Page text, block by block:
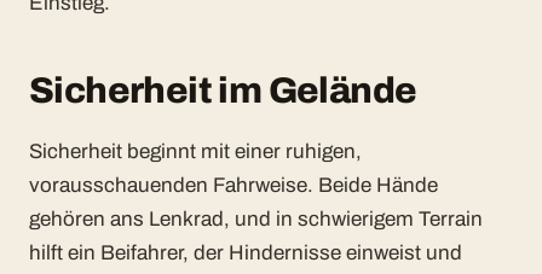
Sicherheit im Gelände
Sicherheit beginnt mit einer ruhigen,
vorausschauenden Fahrweise. Beide Hände
gehören ans Lenkrad, und in schwierigem Terrain
hilft ein Beifahrer, der Hindernisse einweist und